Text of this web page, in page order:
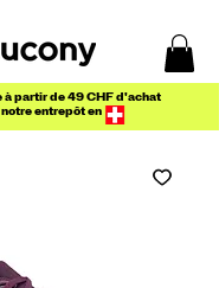
à partir de 49 CHF d'achat
entrepôt en